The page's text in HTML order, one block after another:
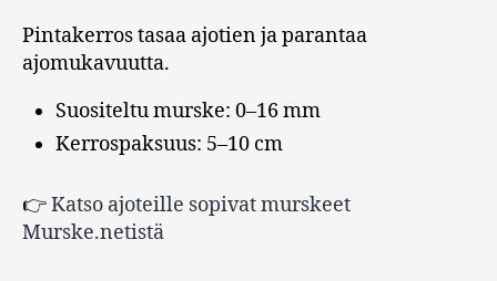
Pintakerros tasaa ajotien ja parantaa
ajomukavuutta.
Suositeltu murske: 0–16 mm
Kerrospaksuus: 5–10 cm
👉Katso ajoteille sopivat murskeet
Murske.netistä